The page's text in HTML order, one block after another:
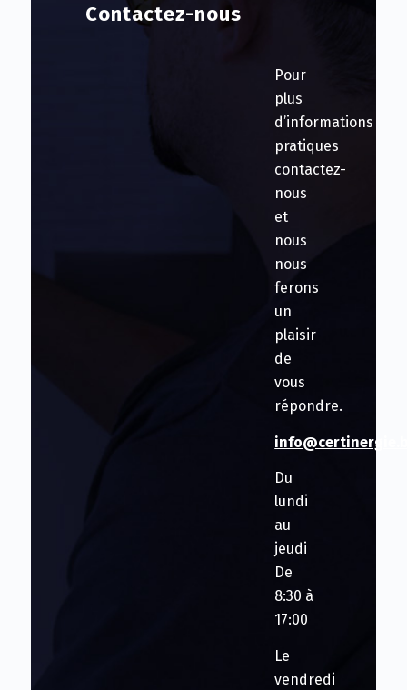
Contactez-nous
Pour
plus
d’informations
pratiques
contactez-
nous
et
nous
nous
ferons
un
plaisir
de
vous
répondre.
Du
lundi
au
jeudi
De
8:30 à
17:00
Le
vendredi